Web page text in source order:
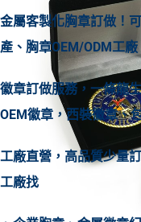
金屬客製化胸章訂做！
產、胸章OEM/ODM工廠
徽章訂做服務，一條龍
OEM徽章，西裝徽章、
工廠直營，高品質少量
工廠找